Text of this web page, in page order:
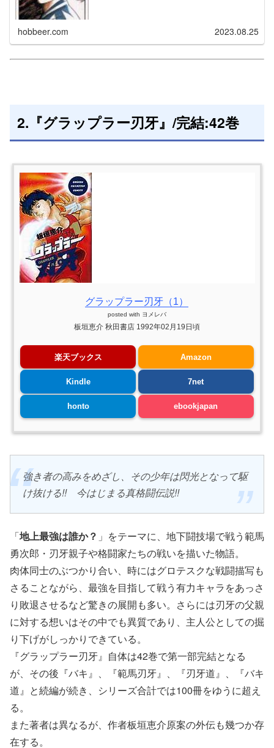
hobbeer.com 2023.08.25
2.『グラップラー刃牙』/完結:42巻
グラップラー刃牙（1）
posted with ヨメレバ
板垣恵介 秋田書店 1992年02月19日頃
楽天ブックス Amazon
Kindle 7net
honto ebookjapan
強き者の高みをめざし、その少年は閃光となって駆
け抜ける!! 今はじまる真格闘伝説!!
「地上最強は誰か？ 」をテーマに、地下闘技場で戦う範馬
勇次郎・刃牙親子や格闘家たちの戦いを描いた物語。
肉体同士のぶつかり合い、時にはグロテスクな戦闘描写も
さることながら、最強を目指して戦う有力キャラをあっさ
り敗退させるなど驚きの展開も多い。さらには刃牙の父親
に対する想いはその中でも異質であり、主人公としての掘
り下げがしっかりできている。
『グラップラー刃牙』自体は42巻で第一部完結となる
が、その後『バキ』、『範馬刃牙』、『刃牙道』、『バキ
道』と続編が続き、シリーズ合計では100冊をゆうに超え
る。
また著者は異なるが、作者板垣恵介原案の外伝も幾つか存
在する。